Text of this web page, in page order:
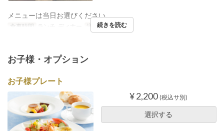
メニューは当日お選びください。
食事時間 ランチ, ディナー 注文数制限 1 ~ 4
続きを読む
お子様・オプション
お子様プレート
¥ 2,200 (税込サ別)
選択する